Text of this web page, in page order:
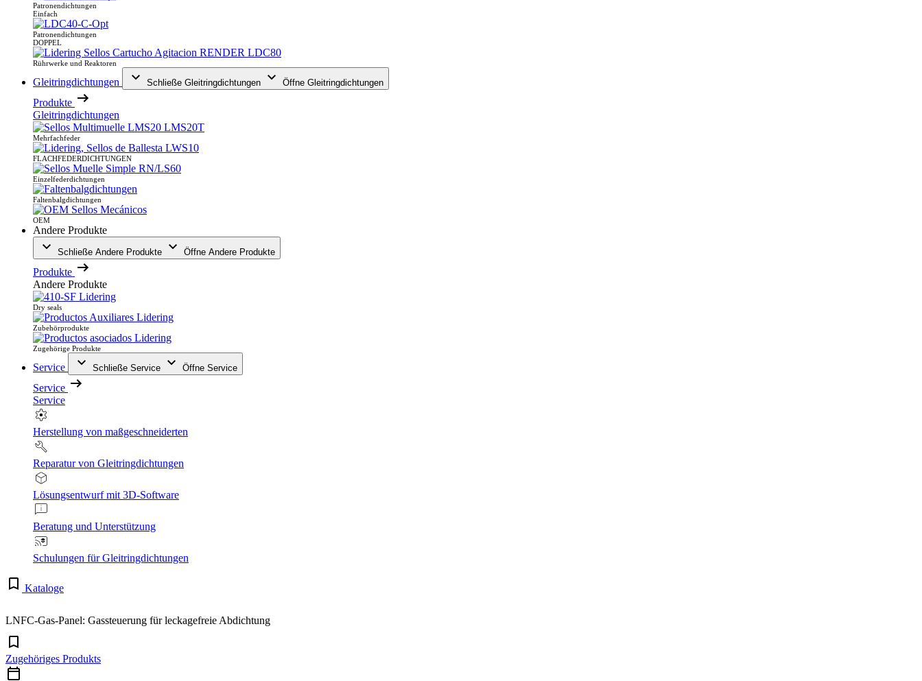
Patronendichtungen
Einfach
Patronendichtungen
DOPPEL
Rührwerke und Reaktoren
Gleitringdichtungen Schließe Gleitringdichtungen Öffne Gleitringdichtungen
Produkte
Gleitringdichtungen
Mehrfachfeder
FLACHFEDERDICHTUNGEN
Einzelfederdichtungen
Faltenbalgdichtungen
OEM
Andere Produkte
Schließe Andere Produkte Öffne Andere Produkte
Produkte
Andere Produkte
Dry seals
Zubehörprodukte
Zugehörige Produkte
Service Schließe Service Öffne Service
Service
Service
Herstellung von maßgeschneiderten
Reparatur von Gleitringdichtungen
Lösungsentwurf mit 3D-Software
Beratung und Unterstützung
Schulungen für Gleitringdichtungen
Kataloge
LNFC-Gas-Panel: Gassteuerung für leckagefreie Abdichtung
Zugehöriges Produkts